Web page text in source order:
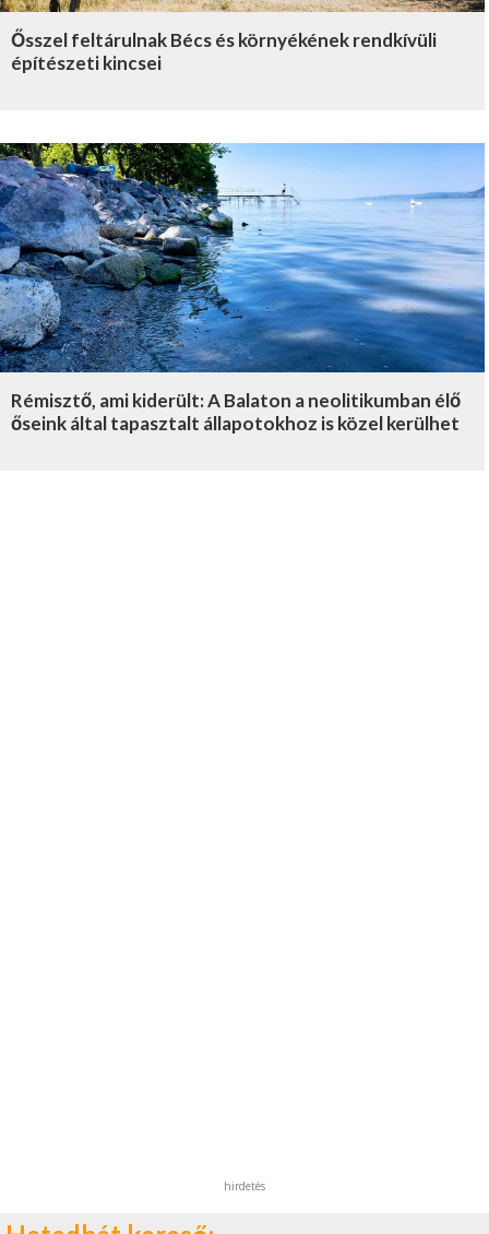
Ősszel feltárulnak Bécs és környékének rendkívüli
építészeti kincsei
Rémisztő, ami kiderült: A Balaton a neolitikumban élő
őseink által tapasztalt állapotokhoz is közel kerülhet
hirdetés